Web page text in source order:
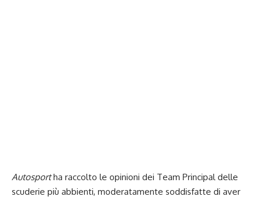
Autosportha raccolto le opinioni dei Team Principal delle
scuderie più abbienti, moderatamente soddisfatte di aver